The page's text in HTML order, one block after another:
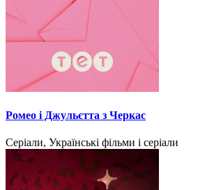
Ромео і Джульєтта з Черкас
Серіали, Українські фільми і серіали